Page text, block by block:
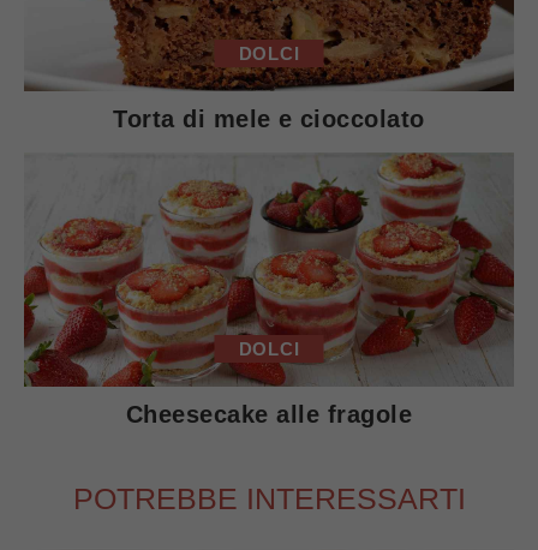
DOLCI
Torta di mele e cioccolato
DOLCI
Cheesecake alle fragole
POTREBBE INTERESSARTI